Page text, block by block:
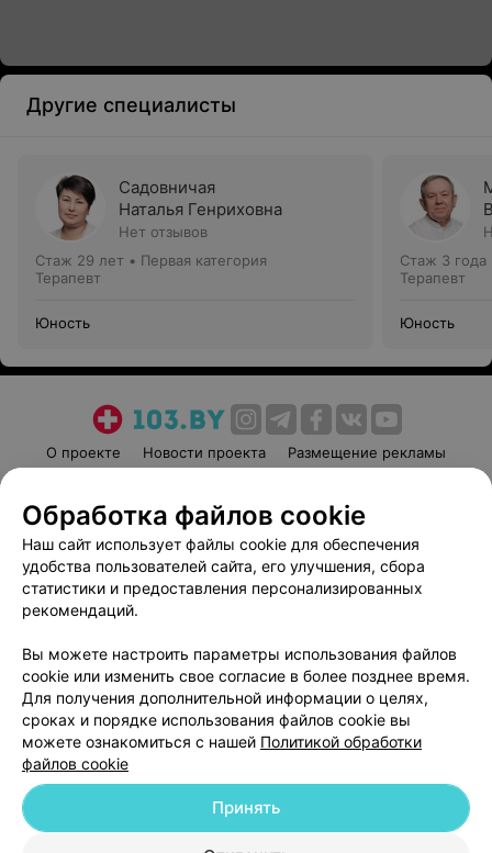
Другие специалисты
Садовничая
Наталья Генриховна
Нет отзывов
Стаж 29 лет • Первая категория
Терапевт
Юность
Стаж 3 года
Терапевт
Юность
О проекте Новости проекта
Размещение рекламы
Пользовательское соглашение
Способы оплаты
Вакансии
Партнеры
Написать руководителю 103.by
Обработка персональных данных
© 2026 ООО «Артокс Лаб», УНП 191700409
| 220012, Республика Беларусь,
Обработка файлов cookie
Наш сайт использует файлы cookie для обеспечения
удобства пользователей сайта, его улучшения, сбора
статистики и предоставления персонализированных
рекомендаций.
Вы можете настроить параметры использования файлов
cookie или изменить свое согласие в более позднее время.
Для получения дополнительной информации о целях,
сроках и порядке использования файлов cookie вы
можете ознакомиться с нашей Политикой обработки
файлов cookie
Принять